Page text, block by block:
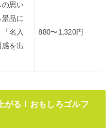
の思い
品に
名入
を出
880〜1,320円
がる！おもしろゴルフ